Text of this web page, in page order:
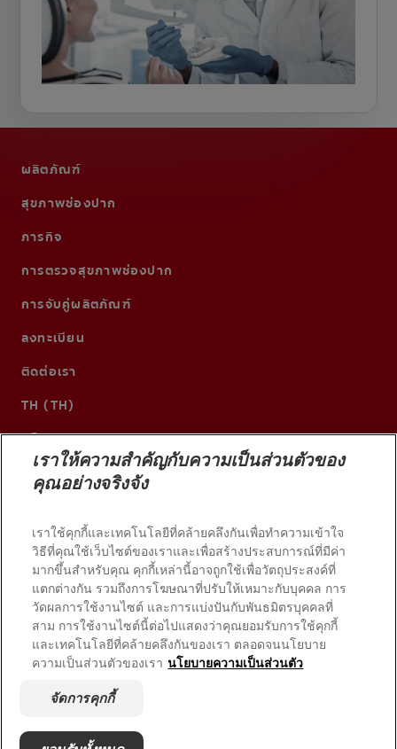
ผลิตภัณฑ์
สุขภาพช่องปาก
ภารกิจ
การตรวจสุขภาพช่องปาก
การจับคู่ผลิตภัณฑ์
ลงทะเบียน
ติดต่อเรา
TH (TH)
© 2026 บริษัท คอลเกต-ปาล์มโอลีฟ สงวนลิขสิทธิ์
เงื่อนไขการใช้งาน
นโยบายความเป็นส่วนตัว
จัดการคุกกี้
เราให้ความสำคัญกับความเป็นส่วนตัวของ
คุณอย่างจริงจัง
เราใช้คุกกี้และเทคโนโลยีที่คล้ายคลึงกันเพื่อทำความเข้าใจ
วิธีที่คุณใช้เว็บไซต์ของเราและเพื่อสร้างประสบการณ์ที่มีค่า
มากขึ้นสำหรับคุณ คุกกี้เหล่านี้อาจถูกใช้เพื่อวัตถุประสงค์ที่
แตกต่างกัน รวมถึงการโฆษณาที่ปรับให้เหมาะกับบุคคล การ
วัดผลการใช้งานไซต์ และการแบ่งปันกับพันธมิตรบุคคลที่
สาม การใช้งานไซต์นี้ต่อไปแสดงว่าคุณยอมรับการใช้คุกกี้
และเทคโนโลยีที่คล้ายคลึงกันของเรา ตลอดจนนโยบาย
ความเป็นส่วนตัวของเรา นโยบายความเป็นส่วนตัว
จัดการคุกกี้